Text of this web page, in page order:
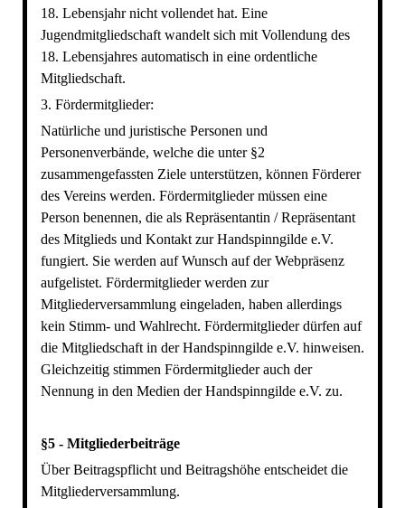
18. Lebensjahr nicht vollendet hat. Eine
Jugendmitgliedschaft wandelt sich mit Vollendung des
18. Lebensjahres automatisch in eine ordentliche
Mitgliedschaft.
3. Fördermitglieder:
Natürliche und juristische Personen und
Personenverbände, welche die unter §2
zusammengefassten Ziele unterstützen, können Förderer
des Vereins werden. Fördermitglieder müssen eine
Person benennen, die als Repräsentantin / Repräsentant
des Mitglieds und Kontakt zur Handspinngilde e.V.
fungiert. Sie werden auf Wunsch auf der Webpräsenz
aufgelistet. Fördermitglieder werden zur
Mitgliederversammlung eingeladen, haben allerdings
kein Stimm- und Wahlrecht. Fördermitglieder dürfen auf
die Mitgliedschaft in der Handspinngilde e.V. hinweisen.
Gleichzeitig stimmen Fördermitglieder auch der
Nennung in den Medien der Handspinngilde e.V. zu.
§5 - Mitgliederbeiträge
Über Beitragspflicht und Beitragshöhe entscheidet die
Mitgliederversammlung.